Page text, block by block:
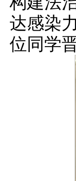
达感染
位同学